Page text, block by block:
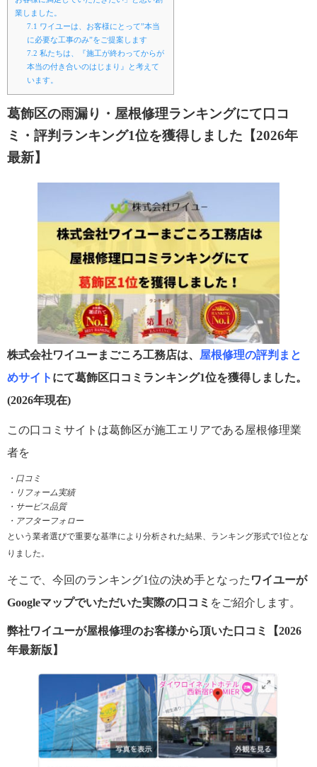
業しました。
7.1 ワイユーは、お客様にとって”本当
に必要な工事のみ”をご提案します
7.2 私たちは、『施工が終わってからが
本当の付き合いのはじまり』と考えて
います。
葛飾区の雨漏り・屋根修理ランキングにて口コ
ミ・評判ランキング1位を獲得しました【2026年
最新】
株式会社ワイユーまごころ工務店は、 屋根修理の評判まと
めサイト にて葛飾区口コミランキング1位を獲得しました。
(2026年現在)
この口コミサイトは葛飾区が施工エリアである屋根修理業
者を
・口コミ
・リフォーム実績
・サービス品質
・アフターフォロー
という業者選びで重要な基準により分析された結果、ランキング形式で1位とな
りました。
そこで、今回のランキング1位の決め手となった ワイユーが
Googleマップでいただいた実際の口コミ をご紹介します。
弊社ワイユーが屋根修理のお客様から頂いた口コミ【2026
年最新版】